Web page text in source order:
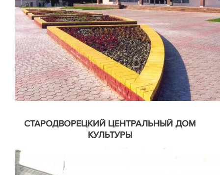
СТАРОДВОРЕЦКИЙ ЦЕНТРАЛЬНЫЙ ДОМ
КУЛЬТУРЫ